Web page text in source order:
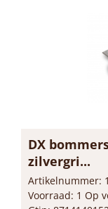
DX
zilvergri...
Artikelnummer:
Voorraad: 1 Op